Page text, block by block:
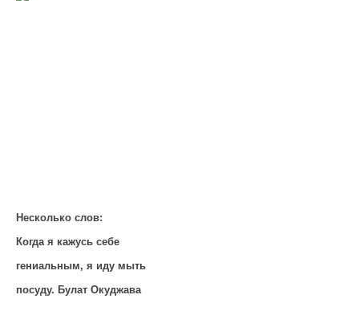
Несколько слов:
Когда я кажусь себе
гениальным, я иду мыть
посуду. Булат Окуджава